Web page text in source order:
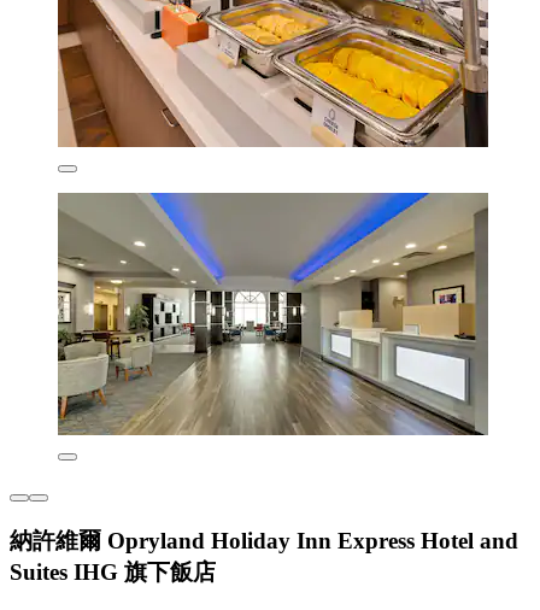
納許維爾 Opryland Holiday Inn Express Hotel and
Suites IHG 旗下飯店